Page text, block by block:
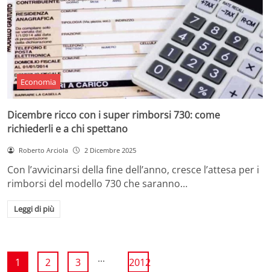
Economia
Dicembre ricco con i super rimborsi 730: come
richiederli e a chi spettano
Roberto Arciola 2 Dicembre 2025
Con l’avvicinarsi della fine dell’anno, cresce l’attesa per i
rimborsi del modello 730 che saranno…
Leggi di più
1 2 3 ... 2012